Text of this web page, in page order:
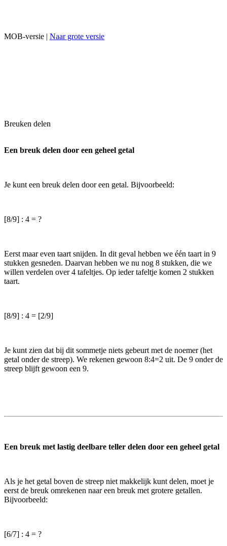
MOB-versie | Naar grote versie
Breuken delen
Een breuk delen door een geheel getal
Je kunt een breuk delen door een getal. Bijvoorbeeld:
[8/9] : 4 = ?
Eerst maar even taart snijden. In dit geval hebben we één taart in 9
stukken gesneden. Daarvan hebben we nu nog 8 stukken, die we
willen verdelen over 4 tafeltjes. Op ieder tafeltje komen 2 stukken
taart.
[8/9] : 4 = [2/9]
Je kunt zien dat bij dit sommetje niets gebeurt met de noemer (het
getal onder de streep). We rekenen gewoon 8:4=2 uit. De 9 onder de
streep blijft gewoon een 9.
Een breuk met lastig deelbare teller delen door een geheel getal
Als je het getal boven de streep niet makkelijk kunt delen, moet je
eerst de breuk omrekenen naar een breuk met grotere getallen.
Bijvoorbeeld:
[6/7] : 4 = ?